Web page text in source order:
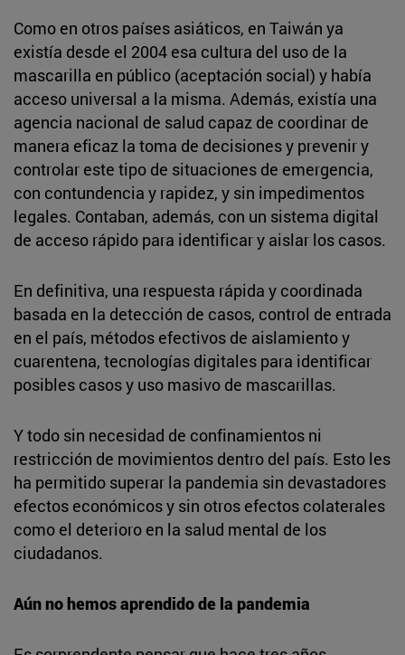
Como en otros países asiáticos, en Taiwán ya
existía desde el 2004 esa cultura del uso de la
mascarilla en público (aceptación social) y había
acceso universal a la misma. Además, existía una
agencia nacional de salud capaz de coordinar de
manera eficaz la toma de decisiones y prevenir y
controlar este tipo de situaciones de emergencia,
con contundencia y rapidez, y sin impedimentos
legales. Contaban, además, con un sistema digital
de acceso rápido para identificar y aislar los casos.
En definitiva, una respuesta rápida y coordinada
basada en la detección de casos, control de entrada
en el país, métodos efectivos de aislamiento y
cuarentena, tecnologías digitales para identificar
posibles casos y uso masivo de mascarillas.
Y todo sin necesidad de confinamientos ni
restricción de movimientos dentro del país. Esto les
ha permitido superar la pandemia sin devastadores
efectos económicos y sin otros efectos colaterales
como el deterioro en la salud mental de los
ciudadanos.
Aún no hemos aprendido de la pandemia